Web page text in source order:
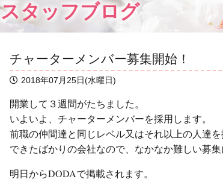
スタッフブログ
チャーターメンバー募集開始！
2018年07月25日(水曜日)
開業して３週間がたちました。
いよいよ、チャーターメンバーを採用します。
前職の仲間達と同じレベル又はそれ以上の人達を
できたばかりの会社なので、なかなか難しい募集
明日からDODAで掲載されます。